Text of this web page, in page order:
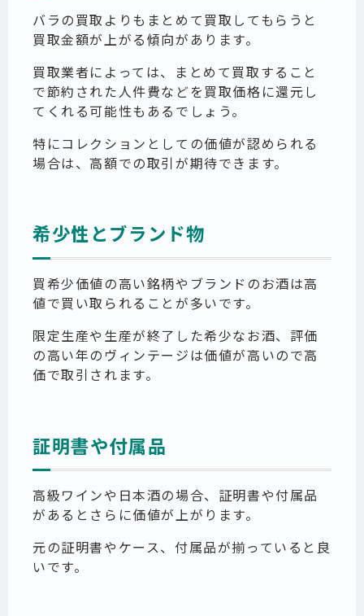
バラの買取よりもまとめて買取してもらうと
買取金額が上がる傾向があります。
買取業者によっては、まとめて買取すること
で節約された人件費などを買取価格に還元し
てくれる可能性もあるでしょう。
特にコレクションとしての価値が認められる
場合は、高額での取引が期待できます。
希少性とブランド物
買希少価値の高い銘柄やブランドのお酒は高
値で買い取られることが多いです。
限定生産や生産が終了した希少なお酒、評価
の高い年のヴィンテージは価値が高いので高
価で取引されます。
証明書や付属品
高級ワインや日本酒の場合、証明書や付属品
があるとさらに価値が上がります。
元の証明書やケース、付属品が揃っていると良
いです。